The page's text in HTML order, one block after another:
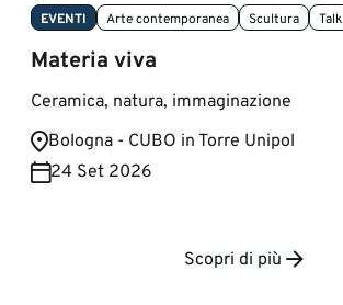
EVENTI Arte contemporanea Scultura Talk
Materia viva
Ceramica, natura, immaginazione
Bologna - CUBO in Torre Unipol
24 Set 2026
Scopri di più